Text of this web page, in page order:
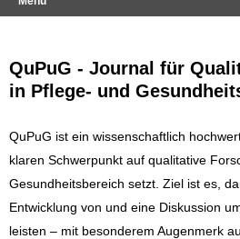
QuPuG - Journal für
in Pflege- und
QuPuG ist ein wissenschaftlich
klaren Schwerpunkt auf qualitative
Gesundheitsbereich setzt. Ziel ist es,
Entwicklung von und eine Diskussion
leisten – mit besonderem Augenmerk